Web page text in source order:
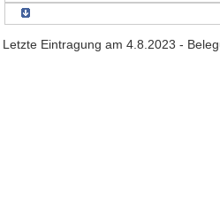
Letzte Eintragung am 4.8.2023 -